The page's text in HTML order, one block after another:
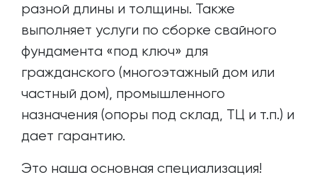
разной длины и толщины. Также
выполняет услуги по сборке свайного
фундамента «под ключ» для
гражданского (многоэтажный дом или
частный дом), промышленного
назначения (опоры под склад, ТЦ и т.п.) и
дает гарантию.
Это наша основная специализация!